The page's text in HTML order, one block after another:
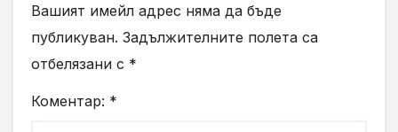
Вашият имейл адрес няма да бъде
публикуван. Задължителните полета са
отбелязани с *
Коментар: *